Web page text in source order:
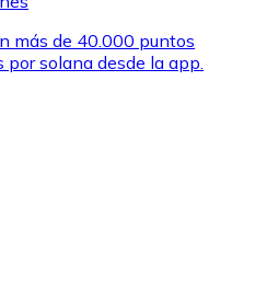
más de 40.000 puntos
solana desde la app.